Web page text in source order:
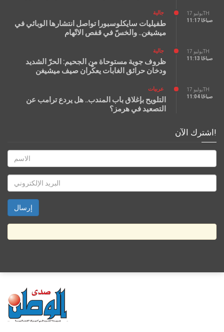
يوليو 17TH
11:17 صباحًا
جالية
طفيليات سايكلوسبورا تواصل انتشارها الوبائي في
ميشيغن.. والخسّ في قفص الاتّهام
يوليو 17TH
11:13 صباحًا
جالية
ظروف جوية مستوحاة من الجحيم: الحرّ الشديد
ودخان حرائق الغابات يعكّران صيف ميشيغن
يوليو 17TH
11:04 صباحًا
عربيات
التلويح بإغلاق باب المندب.. هل يردع ترامب عن
التصعيد في هرمز؟
اشترك الآن!